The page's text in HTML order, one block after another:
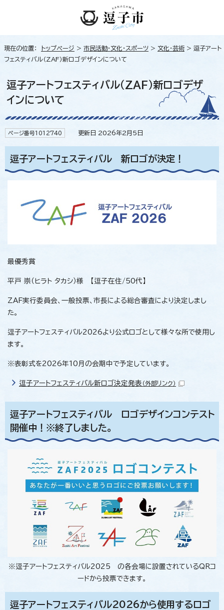
現在の位置： トップページ > 市民活動・文化・スポーツ > 文化・芸術 > 逗子アート
フェスティバル（ZAF）新ロゴデザインについて
逗子アートフェスティバル（ZAF）新ロゴデザ
インについて
ページ番号1012740 更新日 2026年2月5日
逗子アートフェスティバル 新ロゴが決定！
最優秀賞
平戸 崇（ヒラト タカシ）様 【逗子在住/50代】
ZAF実行委員会、一般投票、市長による総合審査により決定しまし
た。
逗子アートフェスティバル2026より公式ロゴとして様々な所で使用し
ます。
※表彰式を2026年10月の会期中で予定しています。
逗子アートフェスティバル新ロゴ決定発表 （外部リンク）
逗子アートフェスティバル ロゴデザインコンテスト
開催中！※終了しました。
※逗子アートフェスティバル2025 の各会場に設置されているQRコ
ードから投票できます。
逗子アートフェスティバル2026から使用するロゴ